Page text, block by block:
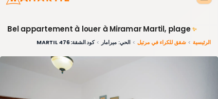
Bel appartement à louer à Miramar Martil, plage✨
الرئيسية
شقق للكراء في مرتيل الحي: ميرامار كود الشقة: 476 MARTIL